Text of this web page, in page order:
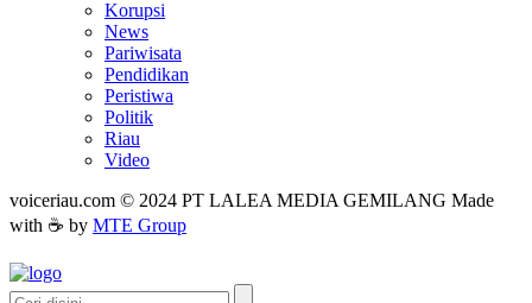
Korupsi
News
Pariwisata
Pendidikan
Peristiwa
Politik
Riau
Video
voiceriau.com © 2024 PT LALEA MEDIA GEMILANG Made
with ☕ by MTE Group